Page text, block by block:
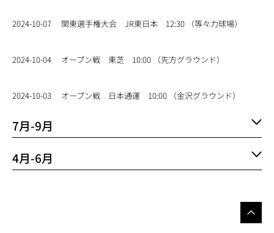
2024-10-07 関東選手権大会 JR東日本 12:30 （等々力球場）
2024-10-04 オープン戦 東芝 10:00 （先方グラウンド）
2024-10-03 オープン戦 日本通運 10:00 （金沢グラウンド）
7月-9月
4月-6月